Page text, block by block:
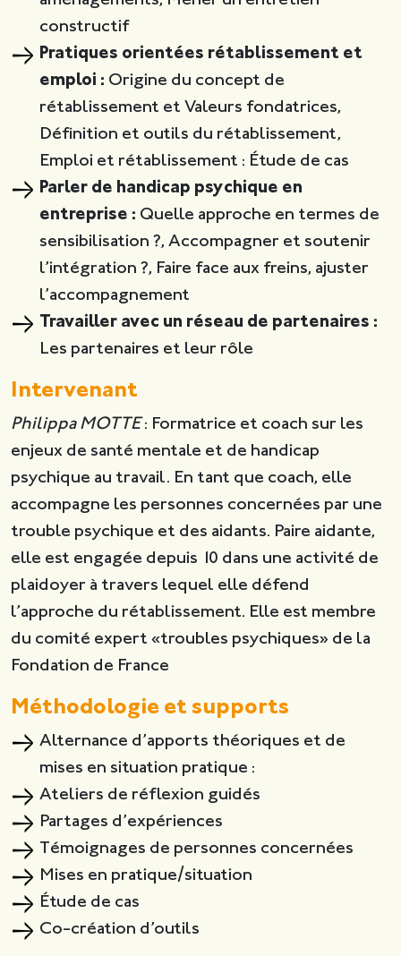
constructif
Pratiques orientées rétablissement et
emploi : Origine du concept de
rétablissement et Valeurs fondatrices,
Définition et outils du rétablissement,
Emploi et rétablissement : Étude de cas
Parler de handicap psychique en
entreprise : Quelle approche en termes de
sensibilisation ?, Accompagner et soutenir
l’intégration ?, Faire face aux freins, ajuster
l’accompagnement
Travailler avec un réseau de partenaires :
Les partenaires et leur rôle
Intervenant
Philippa MOTTE : Formatrice et coach sur les
enjeux de santé mentale et de handicap
psychique au travail. En tant que coach, elle
accompagne les personnes concernées par une
trouble psychique et des aidants. Paire aidante,
elle est engagée depuis 10 dans une activité de
plaidoyer à travers lequel elle défend
l’approche du rétablissement. Elle est membre
du comité expert «troubles psychiques» de la
Fondation de France
Méthodologie et supports
Alternance d’apports théoriques et de
mises en situation pratique :
Ateliers de réflexion guidés
Partages d’expériences
Témoignages de personnes concernées
Mises en pratique/situation
Étude de cas
Co-création d’outils